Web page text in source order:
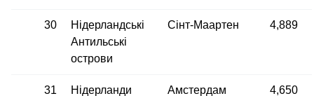
30
Нідерландські
Антильські
острови
Сінт-Маартен 4,889
31 Нідерланди Амстердам 4,650